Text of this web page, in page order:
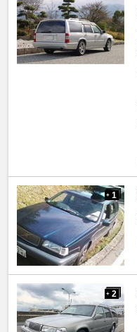
+ 1
+ 2